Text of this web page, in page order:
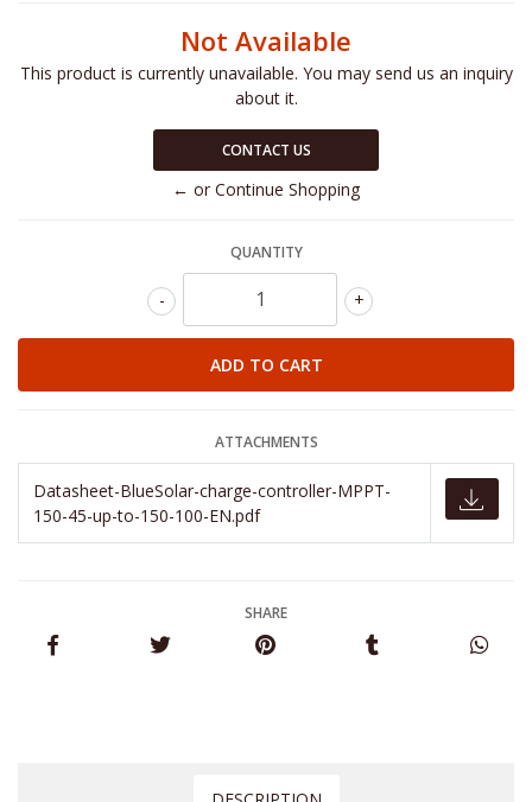
Not Available
This product is currently unavailable. You may send us an inquiry
about it.
CONTACT US
← or Continue Shopping
QUANTITY
+
-
ATTACHMENTS
Datasheet-BlueSolar-charge-controller-MPPT-
150-45-up-to-150-100-EN.pdf
SHARE